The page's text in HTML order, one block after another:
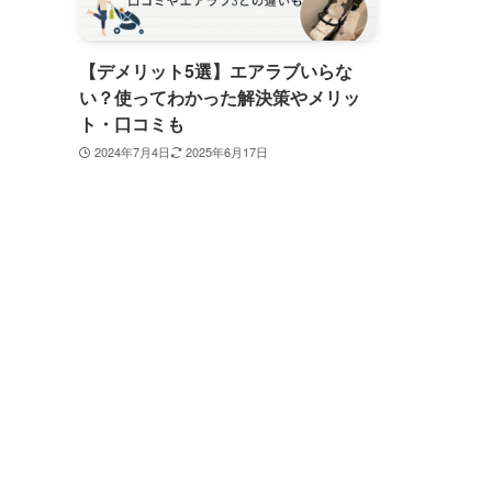
【デメリット5選】エアラブいらな
い？使ってわかった解決策やメリッ
ト・口コミも
2024年7月4日 2025年6月17日